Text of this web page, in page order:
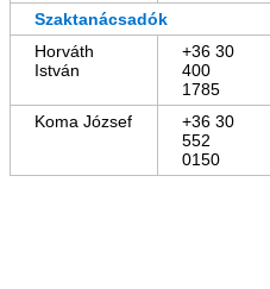
Szaktanácsadók
Horváth
István
+36 30
400
1785
Koma József
+36 30
552
0150